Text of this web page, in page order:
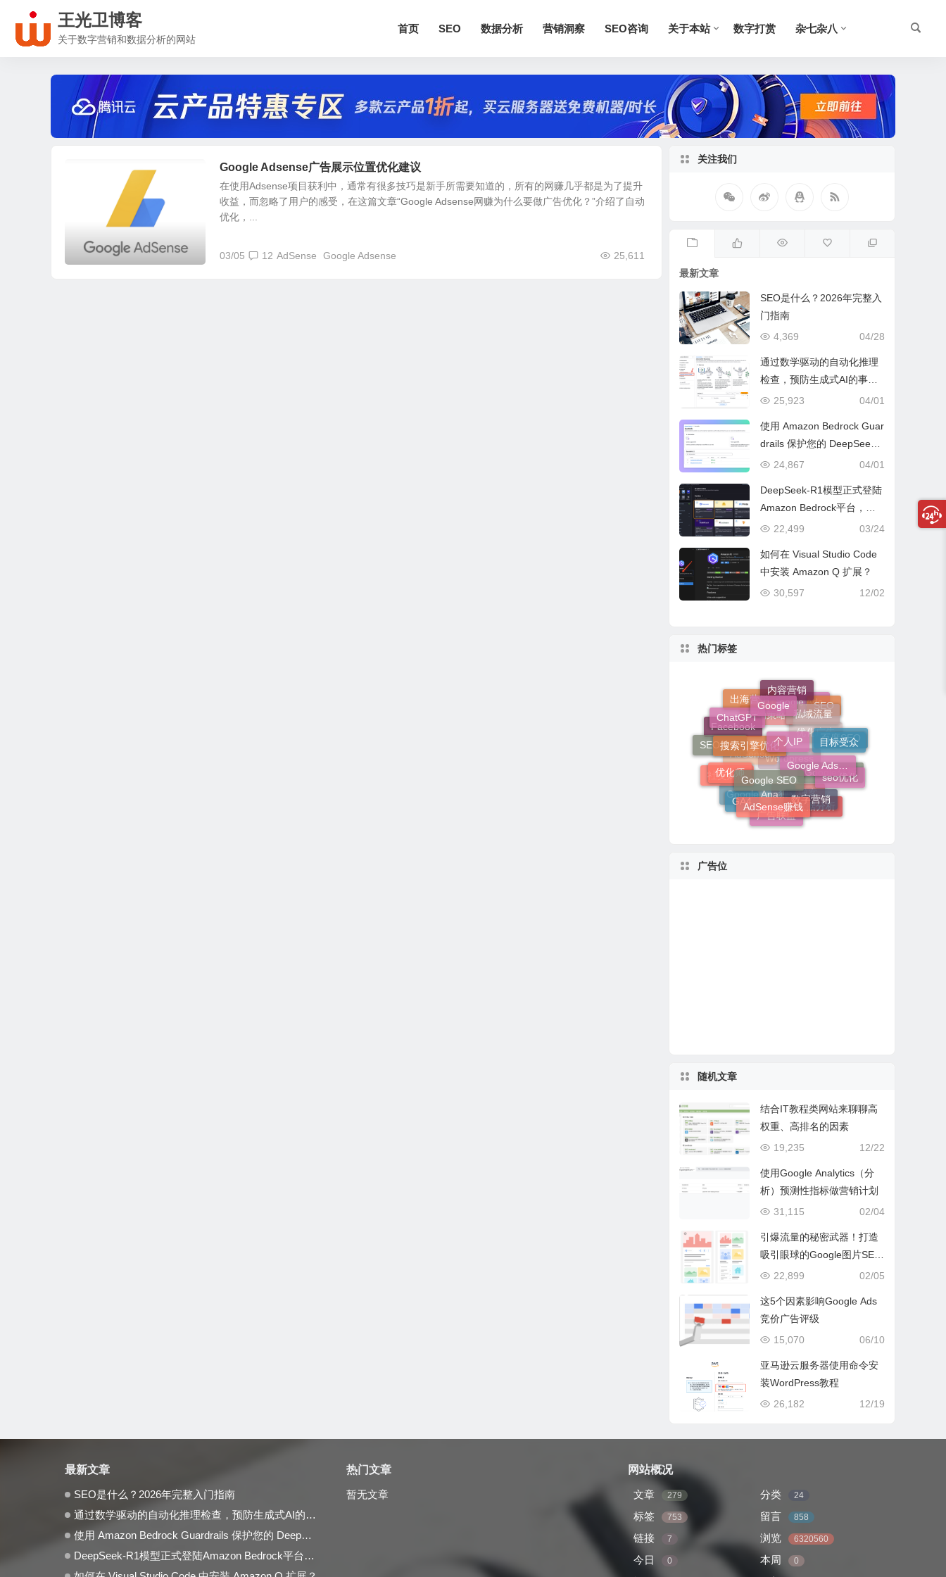
王光卫博客
关于数字营销和数据分析的网站
首页 SEO 数据分析 营销洞察 SEO咨询 关于本站 数字打赏 杂七杂八
Google Adsense广告展示位置优化建议
在使用Adsense项目获利中，通常有很多技巧是新手所需要知道的，所有的网赚几乎都是为了提升
收益，而忽略了用户的感受，在这篇文章“Google Adsense网赚为什么要做广告优化？”介绍了自动
优化，...
03/05 25,611
12 AdSense Google Adsense
关注我们
最新文章
SEO是什么？2026年完整入
门指南
04/28
4,369
通过数学驱动的自动化推理
检查，预防生成式AI的事实
性错误与幻觉问题
04/01
25,923
使用 Amazon Bedrock Guar
drails 保护您的 DeepSeek
模型部署
04/01
24,867
DeepSeek-R1模型正式登陆
Amazon Bedrock平台，开
启全托管无服务器新纪元03/24
22,499
如何在 Visual Studio Code
中安装 Amazon Q 扩展？
12/02
30,597
热门标签
营销策略
Google Ads
优化广告
Wordpress
AdSense
Facebook
出海营销
内容营销
SEO
百度SEO
Google分析
独立博客
Google Analytics
社交媒体
SEO策略
ChatGPT
Google
私域流量
目标受众
seo优化
数据分析
广告联盟
GA4
优化师
搜索引擎优化
个人IP
Google Adsense
数字营销
AdSense赚钱
Google SEO
广告位
随机文章
结合IT教程类网站来聊聊高
权重、高排名的因素
12/22
19,235
使用Google Analytics（分
析）预测性指标做营销计划
02/04
31,115
引爆流量的秘密武器！打造
吸引眼球的Google图片SEO
策略！
02/05
22,899
这5个因素影响Google Ads
竞价广告评级
06/10
15,070
亚马逊云服务器使用命令安
装WordPress教程
12/19
26,182
最新文章
SEO是什么？2026年完整入门指南
通过数学驱动的自动化推理检查，预防生成式AI的事实性错误与幻觉问题
使用 Amazon Bedrock Guardrails 保护您的 DeepSeek 模型部署
DeepSeek-R1模型正式登陆Amazon Bedrock平台，开启全托管无服务器新纪元
热门文章
暂无文章
网站概况
文章 279 分类 24
标签 753 留言 858
链接 7 浏览 6320560
今日 0 本周 0